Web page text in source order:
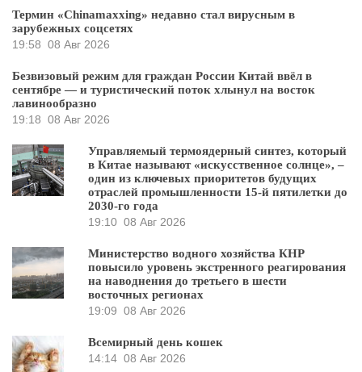
Термин «Chinamaxxing» недавно стал вирусным в
зарубежных соцсетях
19:58 08 Авг 2026
Безвизовый режим для граждан России Китай ввёл в
сентябре — и туристический поток хлынул на восток
лавинообразно
19:18 08 Авг 2026
Управляемый термоядерный синтез, который
в Китае называют «искусственное солнце», –
один из ключевых приоритетов будущих
отраслей промышленности 15-й пятилетки до
2030-го года
19:10 08 Авг 2026
Министерство водного хозяйства КНР
повысило уровень экстренного реагирования
на наводнения до третьего в шести
восточных регионах
19:09 08 Авг 2026
Всемирный день кошек
14:14 08 Авг 2026